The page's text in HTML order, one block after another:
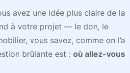
avez une idée plus claire de la
à votre projet — le don, le
vous savez, comme on l’a
brûlante est : où allez-vous